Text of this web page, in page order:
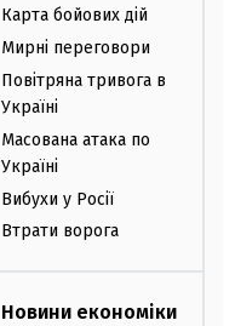
Карта бойових дій
Мирні переговори
Повітряна тривога в
Україні
Масована атака по
Україні
Вибухи у Росії
Втрати ворога
Новини економіки